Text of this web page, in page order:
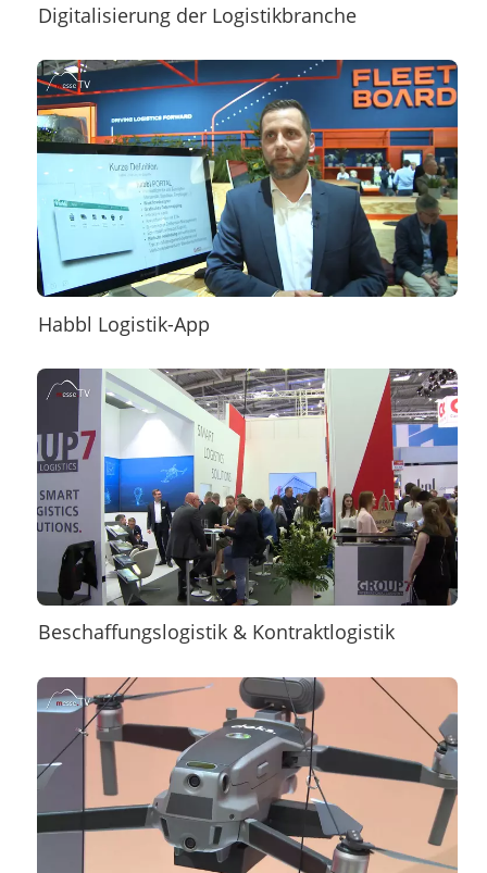
Digitalisierung der Logistikbranche
Habbl Logistik-App
Beschaffungslogistik & Kontraktlogistik